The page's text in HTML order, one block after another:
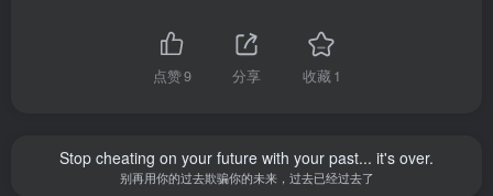
点赞9 分享 收藏1
Stop cheating on your future with your past... it's over.
别再用你的过去欺骗你的未来，过去已经过去了